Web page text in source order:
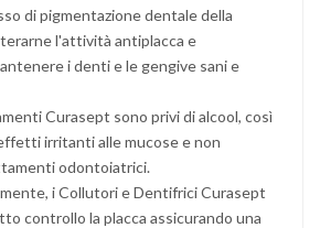
di pigmentazione dentale della
l'attività antiplacca e
i denti e le gengive sani e
Curasept sono privi di alcool, così
irritanti alle mucose e non
odontoiatrici.
i Collutori e Dentifrici Curasept
controllo la placca assicurando una